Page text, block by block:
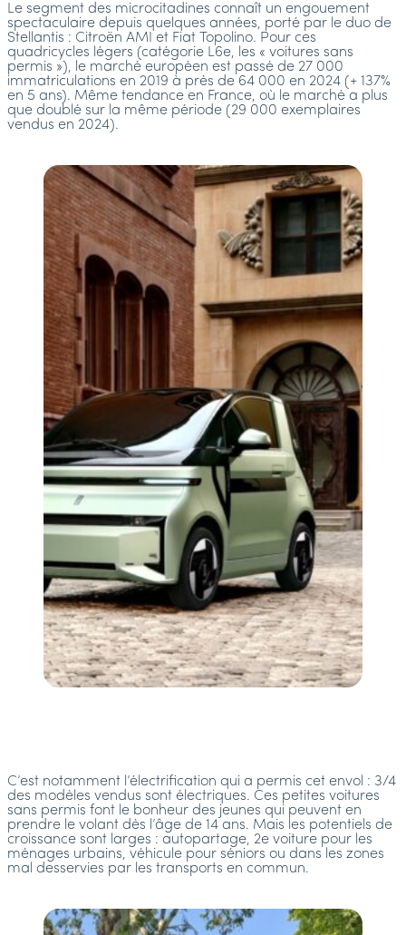
Le segment des microcitadines connaît un engouement
spectaculaire depuis quelques années, porté par le duo de
Stellantis : Citroën AMI et Fiat Topolino. Pour ces
quadricycles légers (catégorie L6e, les « voitures sans
permis »), le marché européen est passé de 27 000
immatriculations en 2019 à près de 64 000 en 2024 (+ 137%
en 5 ans). Même tendance en France, où le marché a plus
que doublé sur la même période (29 000 exemplaires
vendus en 2024).
C’est notamment l’électrification qui a permis cet envol : 3/4
des modèles vendus sont électriques. Ces petites voitures
sans permis font le bonheur des jeunes qui peuvent en
prendre le volant dès l’âge de 14 ans. Mais les potentiels de
croissance sont larges : autopartage, 2e voiture pour les
ménages urbains, véhicule pour séniors ou dans les zones
mal desservies par les transports en commun.